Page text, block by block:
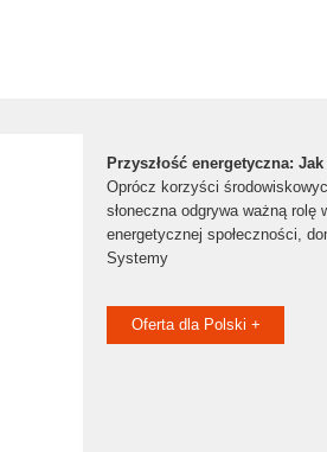
Przyszłość energetyczna:
Oprócz korzyści
słoneczna odgrywa ważną rolę
energetycznej społeczności,
Systemy
Oferta dla Polski +